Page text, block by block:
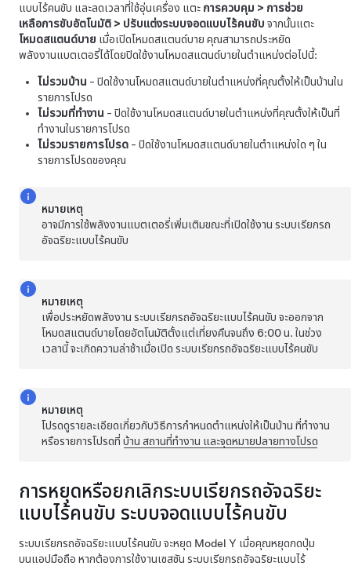
แบบไร้คนขับ และลดเวลาที่ใช้อุ่นเครื่อง แตะ การควบคุม > การช่วย
เหลือการขับอัตโนมัติ > ปรับแต่งระบบจอดแบบไร้คนขับ จากนั้นแตะ
โหมดสแตนด์บาย เมื่อเปิดโหมดสแตนด์บาย คุณสามารถประหยัด
พลังงานแบตเตอรี่ได้โดยปิดใช้งานโหมดสแตนด์บายในตำแหน่งต่อไปนี้:
ไม่รวมบ้าน - ปิดใช้งานโหมดสแตนด์บายในตำแหน่งที่คุณตั้งให้เป็นบ้านใน
รายการโปรด
ไม่รวมที่ทำงาน - ปิดใช้งานโหมดสแตนด์บายในตำแหน่งที่คุณตั้งให้เป็นที่
ทำงานในรายการโปรด
ไม่รวมรายการโปรด - ปิดใช้งานโหมดสแตนด์บายในตำแหน่งใด ๆ ใน
รายการโปรดของคุณ
หมายเหตุ
อาจมีการใช้พลังงานแบตเตอรี่เพิ่มเติมขณะที่เปิดใช้งาน ระบบเรียกรถ
อัจฉริยะแบบไร้คนขับ
หมายเหตุ
เพื่อประหยัดพลังงานระบบเรียกรถอัจฉริยะแบบไร้คนขับ จะออกจาก
โหมดสแตนด์บายโดยอัตโนมัติตั้งแต่เที่ยงคืนจนถึง 6:00 น. ในช่วง
เวลานี้ จะเกิดความล่าช้าเมื่อเปิดระบบเรียกรถอัจฉริยะแบบไร้คนขับ
หมายเหตุ
โปรดดูรายละเอียดเกี่ยวกับวิธีการกำหนดตำแหน่งให้เป็นบ้าน ที่ทำงาน
หรือรายการโปรดที่บ้าน สถานที่ทำงาน และจุดหมายปลายทางโปรด
การหยุดหรือยกเลิกระบบเรียกรถอัจฉริยะ
แบบไร้คนขับ ระบบจอดแบบไร้คนขับ
ระบบเรียกรถอัจฉริยะแบบไร้คนขับ จะหยุด Model Y เมื่อคุณหยุดกดปุ่ม
บนแอปมือถือ หากต้องการใช้งานเซสชัน ระบบเรียกรถอัจฉริยะแบบไร้